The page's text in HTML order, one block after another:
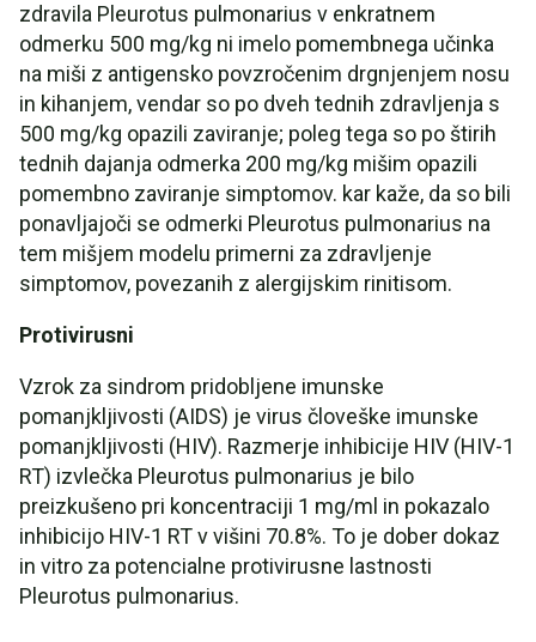
zdravila Pleurotus pulmonarius v enkratnem
odmerku 500 mg/kg ni imelo pomembnega učinka
na miši z antigensko povzročenim drgnjenjem nosu
in kihanjem, vendar so po dveh tednih zdravljenja s
500 mg/kg opazili zaviranje; poleg tega so po štirih
tednih dajanja odmerka 200 mg/kg mišim opazili
pomembno zaviranje simptomov. kar kaže, da so bili
ponavljajoči se odmerki Pleurotus pulmonarius na
tem mišjem modelu primerni za zdravljenje
simptomov, povezanih z alergijskim rinitisom.
Protivirusni
Vzrok za sindrom pridobljene imunske
pomanjkljivosti (AIDS) je virus človeške imunske
pomanjkljivosti (HIV). Razmerje inhibicije HIV (HIV-1
RT) izvlečka Pleurotus pulmonarius je bilo
preizkušeno pri koncentraciji 1 mg/ml in pokazalo
inhibicijo HIV-1 RT v višini 70.8%. To je dober dokaz
in vitro za potencialne protivirusne lastnosti
Pleurotus pulmonarius.